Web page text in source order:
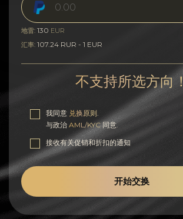
地雷: 130 EUR
汇率: 107.24 RUR - 1 EUR
不支持所选方向！
我同意 兑换原则
与政治 AML/KYC同意.
接收有关促销和折扣的通知
开始交换